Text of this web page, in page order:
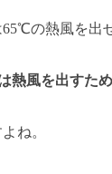
の熱風を出
熱風を出すた
ね。